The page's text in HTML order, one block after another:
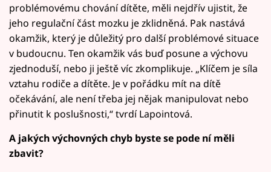
problémovému chování dítěte, měli nejdřív ujistit, že
jeho regulační část mozku je zklidněná. Pak nastává
okamžik, který je důležitý pro další problémové situace
v budoucnu. Ten okamžik vás buď posune a výchovu
zjednoduší, nebo ji ještě víc zkomplikuje. „Klíčem je síla
vztahu rodiče a dítěte. Je v pořádku mít na dítě
očekávání, ale není třeba jej nějak manipulovat nebo
přinutit k poslušnosti,“ tvrdí Lapointová.
A jakých výchovných chyb byste se pode ní měli
zbavit?